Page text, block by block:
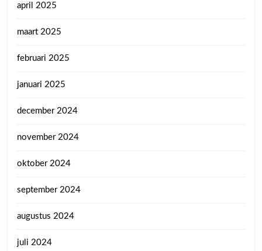
april 2025
maart 2025
februari 2025
januari 2025
december 2024
november 2024
oktober 2024
september 2024
augustus 2024
juli 2024